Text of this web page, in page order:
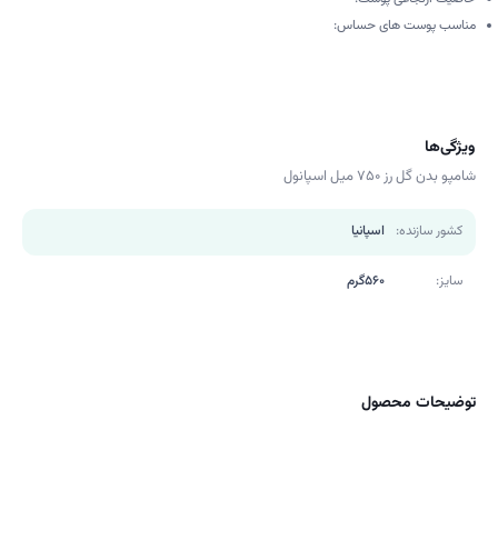
مناسب پوست های حساس:
ویژگی‌ها
شامپو بدن گل رز ۷۵۰ میل اسپانول
کشور سازنده: اسپانیا
سایز: 560گرم
توضیحات محصول